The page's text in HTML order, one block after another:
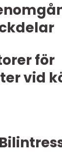
för
vid